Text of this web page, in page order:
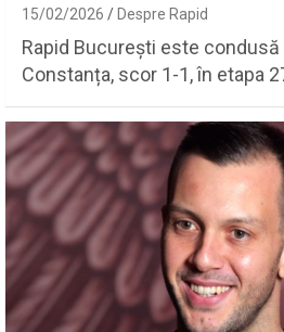
15/02/2026 Despre Rapid
Rapid București este condusă
Constanța, scor 1-1, în etapa